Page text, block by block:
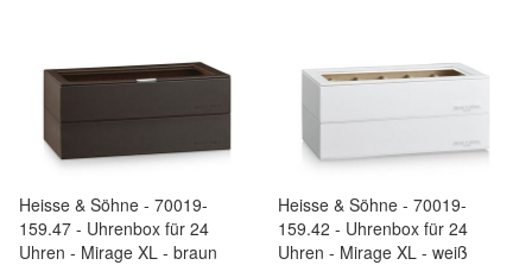
Heisse & Söhne - 70019-
159.47 - Uhrenbox für 24
Uhren - Mirage XL - braun
Heisse & Söhne - 70019-
159.42 - Uhrenbox für 24
Uhren - Mirage XL - weiß